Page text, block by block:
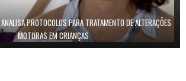
PROTOCOLOS PARA TRATAMENTO DE ALTERAÇÕES
MOTORAS EM CRIANÇAS